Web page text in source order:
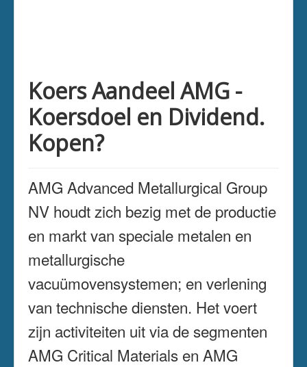
Koers Aandeel AMG -
Koersdoel en Dividend.
Kopen?
AMG Advanced Metallurgical Group
NV houdt zich bezig met de productie
en markt van speciale metalen en
metallurgische
vacuümovensystemen; en verlening
van technische diensten. Het voert
zijn activiteiten uit via de segmenten
AMG Critical Materials en AMG